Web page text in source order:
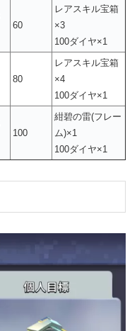
60
レアスキル宝箱
×3
100ダイヤ×1
80
レアスキル宝箱
×4
100ダイヤ×1
100
紺碧の雷(フレー
ム)×1
100ダイヤ×1